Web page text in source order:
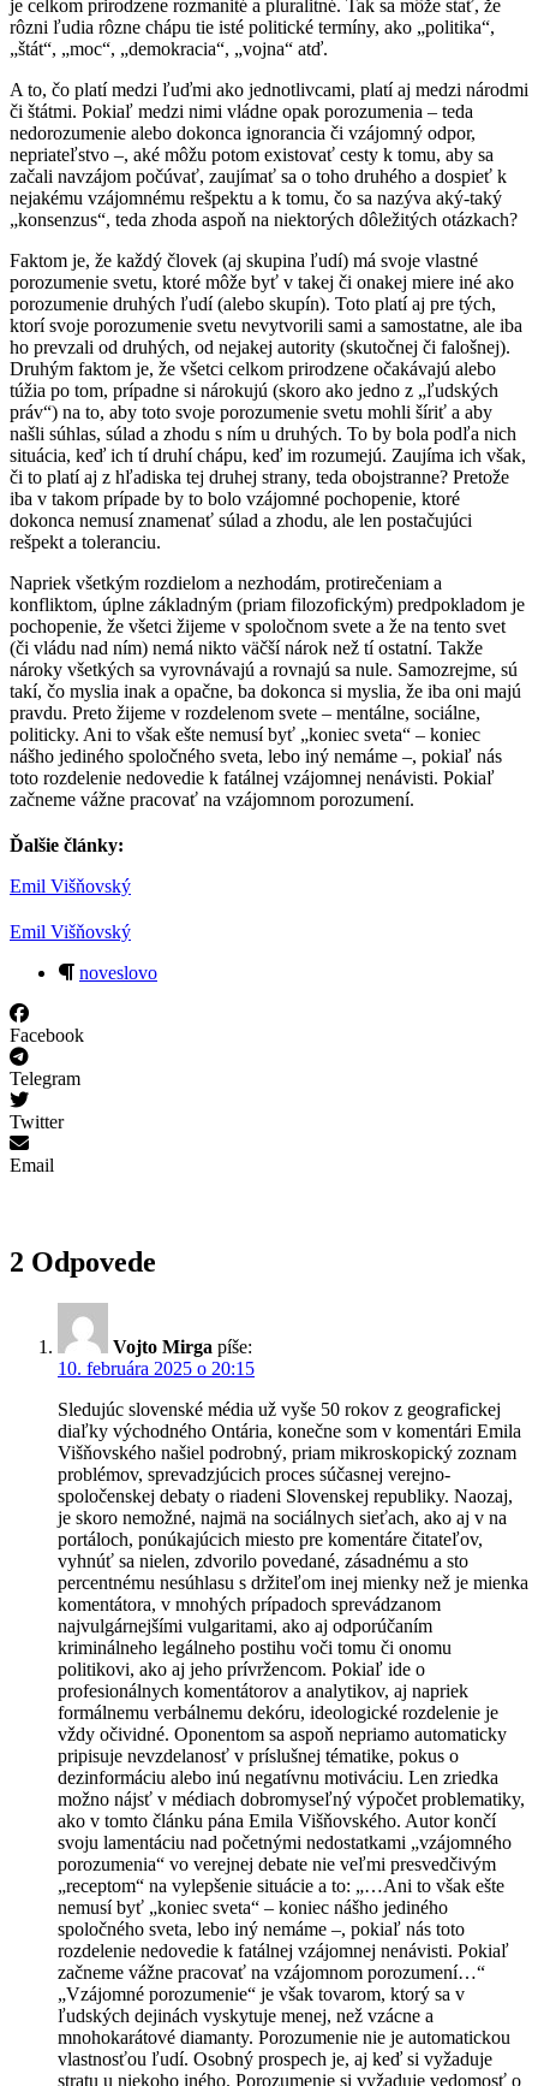
je celkom prirodzene rozmanité a pluralitné. Tak sa môže stať, že
rôzni ľudia rôzne chápu tie isté politické termíny, ako „politika“,
„štát“, „moc“, „demokracia“, „vojna“ atď.
A to, čo platí medzi ľuďmi ako jednotlivcami, platí aj medzi národmi
či štátmi. Pokiaľ medzi nimi vládne opak porozumenia – teda
nedorozumenie alebo dokonca ignorancia či vzájomný odpor,
nepriateľstvo –, aké môžu potom existovať cesty k tomu, aby sa
začali navzájom počúvať, zaujímať sa o toho druhého a dospieť k
nejakému vzájomnému rešpektu a k tomu, čo sa nazýva aký-taký
„konsenzus“, teda zhoda aspoň na niektorých dôležitých otázkach?
Faktom je, že každý človek (aj skupina ľudí) má svoje vlastné
porozumenie svetu, ktoré môže byť v takej či onakej miere iné ako
porozumenie druhých ľudí (alebo skupín). Toto platí aj pre tých,
ktorí svoje porozumenie svetu nevytvorili sami a samostatne, ale iba
ho prevzali od druhých, od nejakej autority (skutočnej či falošnej).
Druhým faktom je, že všetci celkom prirodzene očakávajú alebo
túžia po tom, prípadne si nárokujú (skoro ako jedno z „ľudských
práv“) na to, aby toto svoje porozumenie svetu mohli šíriť a aby
našli súhlas, súlad a zhodu s ním u druhých. To by bola podľa nich
situácia, keď ich tí druhí chápu, keď im rozumejú. Zaujíma ich však,
či to platí aj z hľadiska tej druhej strany, teda obojstranne? Pretože
iba v takom prípade by to bolo vzájomné pochopenie, ktoré
dokonca nemusí znamenať súlad a zhodu, ale len postačujúci
rešpekt a toleranciu.
Napriek všetkým rozdielom a nezhodám, protirečeniam a
konfliktom, úplne základným (priam filozofickým) predpokladom je
pochopenie, že všetci žijeme v spoločnom svete a že na tento svet
(či vládu nad ním) nemá nikto väčší nárok než tí ostatní. Takže
nároky všetkých sa vyrovnávajú a rovnajú sa nule. Samozrejme, sú
takí, čo myslia inak a opačne, ba dokonca si myslia, že iba oni majú
pravdu. Preto žijeme v rozdelenom svete – mentálne, sociálne,
politicky. Ani to však ešte nemusí byť „koniec sveta“ – koniec
nášho jediného spoločného sveta, lebo iný nemáme –, pokiaľ nás
toto rozdelenie nedovedie k fatálnej vzájomnej nenávisti. Pokiaľ
začneme vážne pracovať na vzájomnom porozumení.
Ďalšie články:
Emil Višňovský
Emil Višňovský
noveslovo
Facebook
Telegram
Twitter
Email
2 Odpovede
Vojto Mirga píše:
10. februára 2025 o 20:15
Sledujúc slovenské média už vyše 50 rokov z geografickej
diaľky východného Ontária, konečne som v komentári Emila
Višňovského našiel podrobný, priam mikroskopický zoznam
problémov, sprevadzjúcich proces súčasnej verejno-
spoločenskej debaty o riadeni Slovenskej republiky. Naozaj,
je skoro nemožné, najmä na sociálnych sieťach, ako aj v na
portáloch, ponúkajúcich miesto pre komentáre čitateľov,
vyhnúť sa nielen, zdvorilo povedané, zásadnému a sto
percentnému nesúhlasu s držiteľom inej mienky než je mienka
komentátora, v mnohých prípadoch sprevádzanom
najvulgárnejšími vulgaritami, ako aj odporúčaním
kriminálneho legálneho postihu voči tomu či onomu
politikovi, ako aj jeho prívržencom. Pokiaľ ide o
profesionálnych komentátorov a analytikov, aj napriek
formálnemu verbálnemu dekóru, ideologické rozdelenie je
vždy očividné. Oponentom sa aspoň nepriamo automaticky
pripisuje nevzdelanosť v príslušnej tématike, pokus o
dezinformáciu alebo inú negatívnu motiváciu. Len zriedka
možno nájsť v médiach dobromyseľný výpočet problematiky,
ako v tomto článku pána Emila Višňovského. Autor končí
svoju lamentáciu nad početnými nedostatkami „vzájomného
porozumenia“ vo verejnej debate nie veľmi presvedčivým
„receptom“ na vylepšenie situácie a to: „…Ani to však ešte
nemusí byť „koniec sveta“ – koniec nášho jediného
spoločného sveta, lebo iný nemáme –, pokiaľ nás toto
rozdelenie nedovedie k fatálnej vzájomnej nenávisti. Pokiaľ
začneme vážne pracovať na vzájomnom porozumení…“
„Vzájomné porozumenie“ je však tovarom, ktorý sa v
ľudských dejinách vyskytuje menej, než vzácne a
mnohokarátové diamanty. Porozumenie nie je automatickou
vlastnosťou ľudí. Osobný prospech je, aj keď si vyžaduje
stratu u niekoho iného. Porozumenie si vyžaduje vedomosť o